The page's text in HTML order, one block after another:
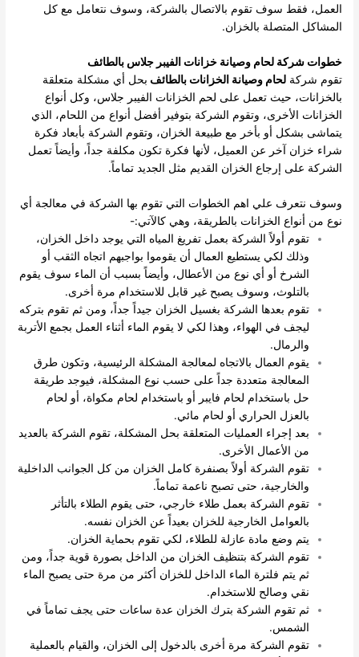
العمل، فقط سوف تقوم بالاتصال بالشركة، وسوف نتعامل مع كل
المشاكل المتصلة بالخزان.
خطوات شركة لحام وصيانة خزانات الفيبر جلاس بالطائف
تقوم شركةلحام وصيانة الخزانات بالطائف بحل أي مشكلة متعلقة
بالخزانات، حيث تعمل على لحم الخزانات الفيبر جلاس، وكل أنواع
الخزانات الأخرى، وتقوم الشركة بتوفير أفضل أنواع من اللحام، الذي
يتماشى بشكل أو بأخر مع طبيعة الخزان، وتقوم الشركة بأبعاد فكرة
شراء خزان آخر عن العميل، لأنها فكرة تكون مكلفة جداً، وأيضاً تعمل
الشركة على إرجاع الخزان القديم مثل الجديد تماماً.
وسوف نتعرف علي اهم الخطوات التي تقوم بها الشركة في معالجة أي
نوع من أنواع الخزانات بالطريقة، وهي كالآتي:-
تقوم أولاً الشركة بعمل تفريغ المياه التي يوجد داخل الخزان،
وذلك لكي يستطيع العمال أن يقوموا بواجبهم اتجاه الثقب أو
الشرخ أو أي نوع من الأعطال، وأيضاً بسبب أن الماء سوف يقوم
بالتلوث، وسوف يصبح غير قابل للاستخدام مرة أخرى.
تقوم بعدها الشركة بغسيل الخزان جيداً جداً، ومن ثم تقوم بتركه
ليجف في الهواء، وهذا لكي لا يقوم الماء أثناء العمل بجمع الأتربة
والرمال.
يقوم العمال بالاتجاه لمعالجة المشكلة الرئيسية، وتكون طرق
المعالجة متعددة جداً على حسب نوع المشكلة، فيوجد طريقة
حل باستخدام لحام فايبر أو باستخدام لحام مكواة، أو لحام
بالعزل الحراري أو لحام مائي.
بعد إجراء العمليات المتعلقة بحل المشكلة، تقوم الشركة بالعديد
من الأعمال الأخرى.
تقوم الشركة أولاً بصنفرة كامل الخزان من كل الجوانب الداخلية
والخارجية، حتى تصبح ناعمة تماماً.
تقوم الشركة بعمل طلاء خارجي، حتى يقوم الطلاء بالتأثر
بالعوامل الخارجية للخزان بعيداً عن الخزان نفسه.
يتم وضع مادة عازلة للطلاء، لكي تقوم بحماية الخزان.
تقوم الشركة بتنظيف الخزان من الداخل بصورة قوية جداً، ومن
ثم يتم فلترة الماء الداخل للخزان أكثر من مرة حتى يصبح الماء
نقي وصالح للاستخدام.
ثم تقوم الشركة بترك الخزان عدة ساعات حتى يجف تماماً في
الشمس.
تقوم الشركة مرة أخرى بالدخول إلى الخزان، والقيام بالعملية